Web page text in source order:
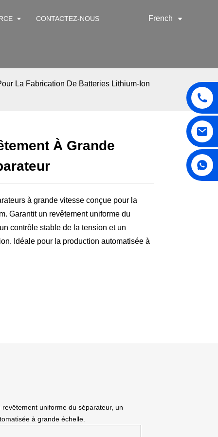
CONTACTEZ-NOUS French
La Fabrication De Batteries Lithium-Ion
À Grande
à grande vitesse conçue pour la
Garantit un revêtement uniforme du
contrôle stable de la tension et un
Idéale pour la production automatisée à
uniforme du séparateur, un
à grande échelle.